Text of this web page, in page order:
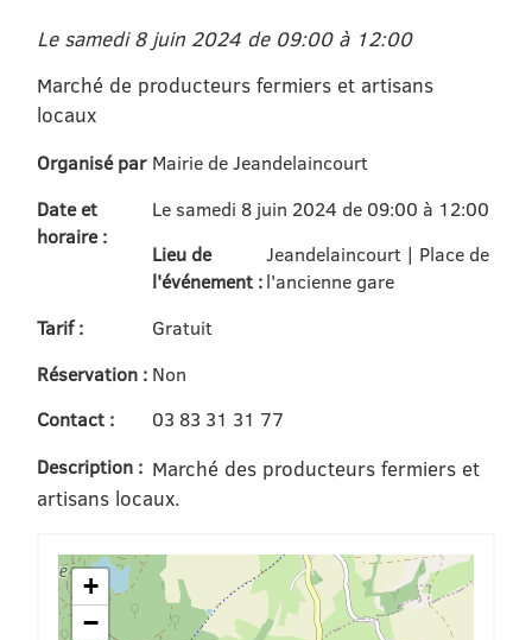
Le samedi 8 juin 2024 de 09:00 à 12:00
Marché de producteurs fermiers et artisans
locaux
Organisé par Mairie de Jeandelaincourt
Date et
horaire :
Le samedi 8 juin 2024 de 09:00 à 12:00
Lieu de
l'événement :
Jeandelaincourt | Place de
l'ancienne gare
Tarif :
Gratuit
Réservation : Non
Contact :
03 83 31 31 77
Description : Marché des producteurs fermiers et
artisans locaux.
+
−